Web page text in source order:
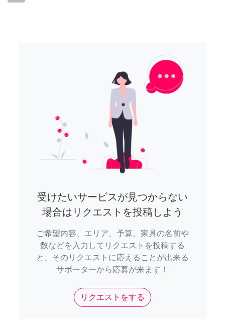
受けたいサービスが見つからない
場合はリクエストを投稿しよう
ご希望内容、エリア、予算、家具の名前や
数などを入力してリクエストを投稿する
と、そのリクエストに応えることが出来る
サポーターから応募が来ます！
リクエストをする